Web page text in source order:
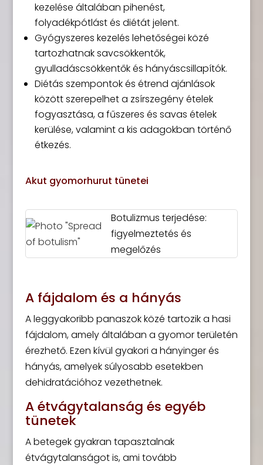
kezelése általában pihenést,
folyadékpótlást és diétát jelent.
Gyógyszeres kezelés lehetőségei közé
tartozhatnak savcsökkentők,
gyulladáscsökkentők és hányáscsillapítók.
Diétás szempontok és étrend ajánlások
között szerepelhet a zsírszegény ételek
fogyasztása, a fűszeres és savas ételek
kerülése, valamint a kis adagokban történő
étkezés.
Akut gyomorhurut tünetei
Botulizmus terjedése:
figyelmeztetés és
megelőzés
A fájdalom és a hányás
A leggyakoribb panaszok közé tartozik a hasi
fájdalom, amely általában a gyomor területén
érezhető. Ezen kívül gyakori a hányinger és
hányás, amelyek súlyosabb esetekben
dehidratációhoz vezethetnek.
A étvágytalanság és egyéb
tünetek
A betegek gyakran tapasztalnak
étvágytalanságot is, ami tovább